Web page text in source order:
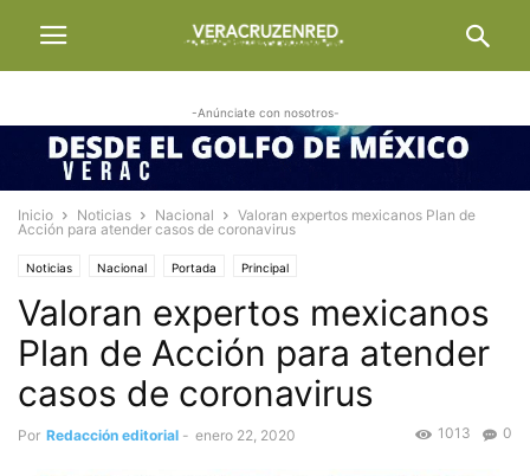
-Anúnciate con nosotros-
Inicio Noticias Nacional
Valoran expertos mexicanos Plan de
Acción para atender casos de coronavirus
Noticias Nacional Portada Principal
Valoran expertos mexicanos
Plan de Acción para atender
casos de coronavirus
Por Redacción editorial - enero 22, 2020 0
1013